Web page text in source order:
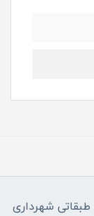
طبقاتی شهرداری